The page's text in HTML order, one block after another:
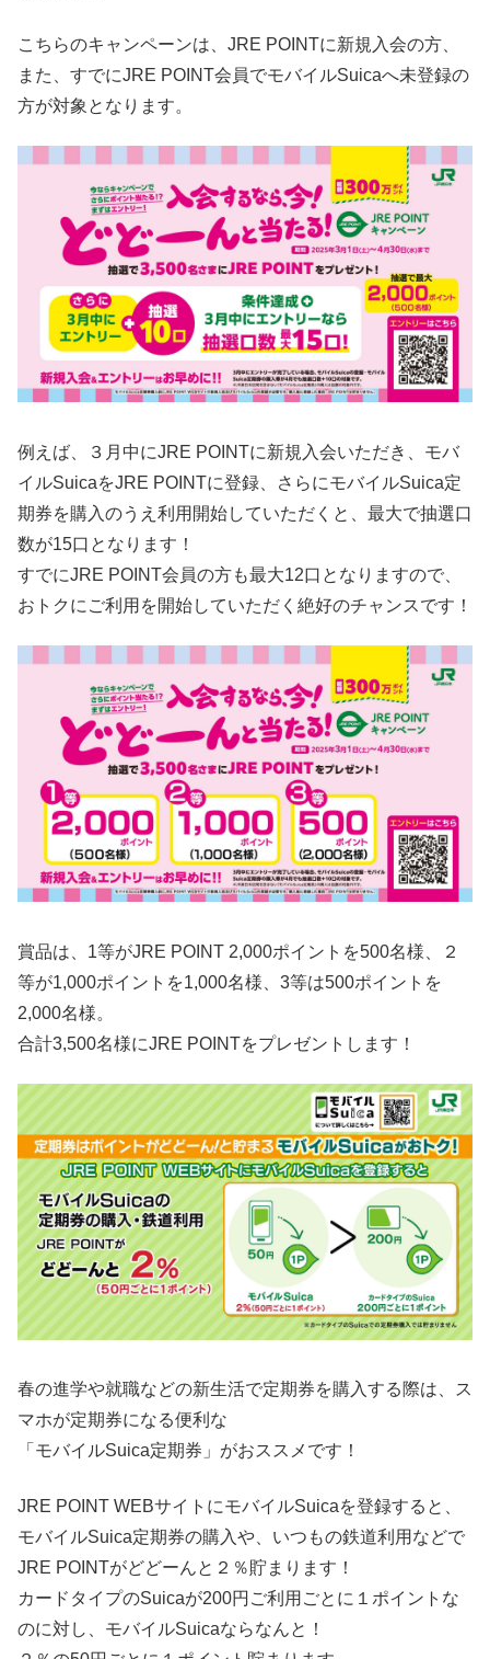
こちらのキャンペーンは、JRE POINTに新規入会の方、
また、すでにJRE POINT会員でモバイルSuicaへ未登録の
方が対象となります。
例えば、３月中にJRE POINTに新規入会いただき、モバ
イルSuicaをJRE POINTに登録、さらにモバイルSuica定
期券を購入のうえ利用開始していただくと、最大で抽選口
数が15口となります！
すでにJRE POINT会員の方も最大12口となりますので、
おトクにご利用を開始していただく絶好のチャンスです！
賞品は、1等がJRE POINT 2,000ポイントを500名様、２
等が1,000ポイントを1,000名様、3等は500ポイントを
2,000名様。
合計3,500名様にJRE POINTをプレゼントします！
春の進学や就職などの新生活で定期券を購入する際は、ス
マホが定期券になる便利な
「モバイルSuica定期券」がおススメです！
JRE POINT WEBサイトにモバイルSuicaを登録すると、
モバイルSuica定期券の購入や、いつもの鉄道利用などで
JRE POINTがどどーんと２％貯まります！
カードタイプのSuicaが200円ご利用ごとに１ポイントな
のに対し、モバイルSuicaならなんと！